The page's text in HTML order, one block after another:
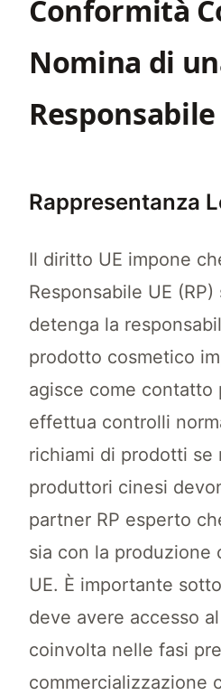
Conformità
Nomina di
Responsabile
Rappresentanza
Il diritto UE impone
Responsabile UE
detenga la
prodotto cosmetico
agisce come contatto
effettua controlli
richiami di prodotti se
produttori cinesi
partner RP esperto
sia con la produzione
UE. È importante
deve avere accesso
coinvolta nelle fasi
commercializzazione